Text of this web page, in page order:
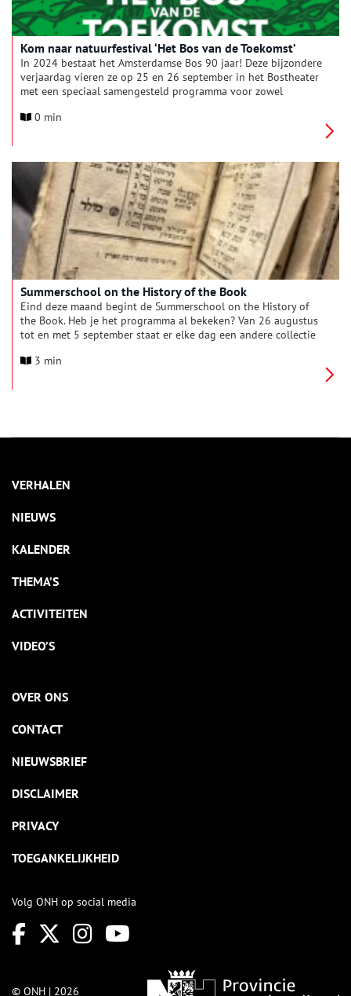
Kom naar natuurfestival ‘Het Bos van de Toekomst’
In 2024 bestaat het Amsterdamse Bos 90 jaar! Deze bijzondere
verjaardag vieren ze op 25 en 26 september in het Bostheater
met een speciaal samengesteld programma voor zowel
0 min
Summerschool on the History of the Book
Eind deze maand begint de Summerschool on the History of
the Book. Heb je het programma al bekeken? Van 26 augustus
tot en met 5 september staat er elke dag een andere collectie
Joodse almanakken bij Bart Wallet: wat is de functie van deze
auteurs, en valt er op aan de afbeeldingen in dit drukwerk?
3 min
VERHALEN
NIEUWS
KALENDER
THEMA’S
ACTIVITEITEN
VIDEO’S
OVER ONS
CONTACT
NIEUWSBRIEF
DISCLAIMER
PRIVACY
TOEGANKELIJKHEID
Volg ONH op social media
© ONH | 2026